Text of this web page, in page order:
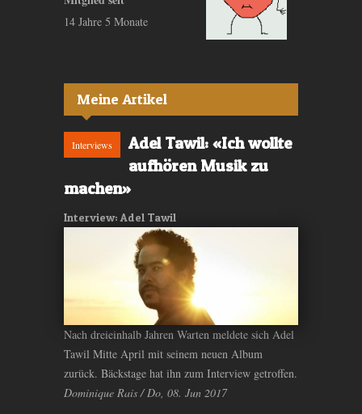
14 Jahre 5 Monate
Meine Artikel
Interviews
Adel Tawil: «Ich wollte
aufhören Musik zu
machen»
Interview: Adel Tawil
Nach dreieinhalb Jahren Warten meldete sich Adel
Tawil Mitte April mit seinem neuen Album
zurück. Bäckstage hat ihn zum Interview getroffen.
Dominique Rais / Do, 08. Jun 2017